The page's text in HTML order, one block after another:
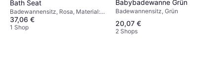
Bath Seat
Badewannensitz, Rosa, Material:
Kunststoff, 0 - 11 kg
37,06 €
1 Shop
Babybadewanne Grün
Badewannensitz, Grün
20,07 €
2 Shops